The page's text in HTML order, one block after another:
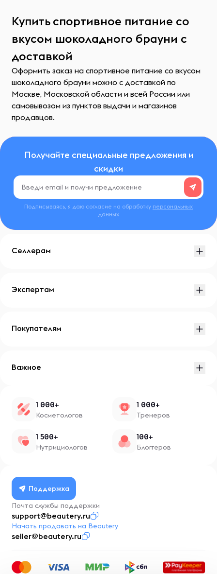
Купить спортивное питание со
вкусом шоколадного брауни с
доставкой
Оформить заказ на спортивное питание со вкусом
шоколадного брауни можно с доставкой по
Москве, Московской области и всей России или
самовывозом из пунктов выдачи и магазинов
продавцов.
Получайте специальные предложения и
скидки
Подписываясь, я даю согласие на обработку персональных
данных
Селлерам
Экспертам
Покупателям
Важное
1 000+
Косметологов
1 000+
Тренеров
1 500+
Нутрициологов
100+
Блоггеров
Поддержка
Почта службы поддержки
support@beautery.ru
Начать продавать на Beautery
seller@beautery.ru